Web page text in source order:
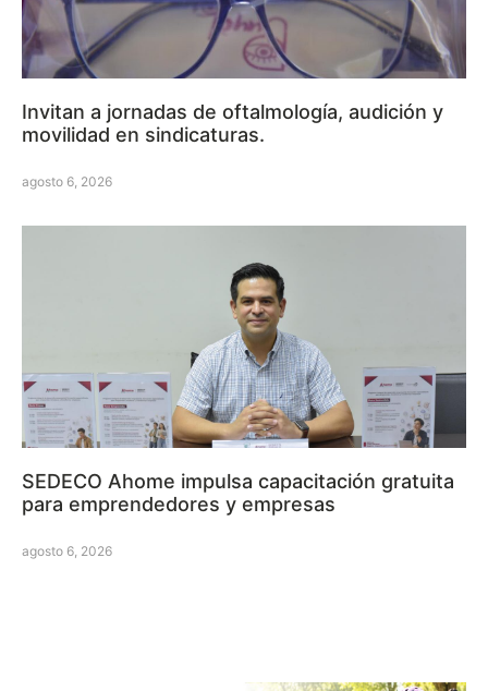
Invitan a jornadas de oftalmología, audición y
movilidad en sindicaturas.
agosto 6, 2026
SEDECO Ahome impulsa capacitación gratuita
para emprendedores y empresas
agosto 6, 2026